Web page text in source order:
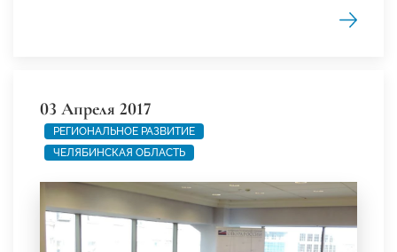
03 Апреля 2017
РЕГИОНАЛЬНОЕ РАЗВИТИЕ
ЧЕЛЯБИНСКАЯ ОБЛАСТЬ